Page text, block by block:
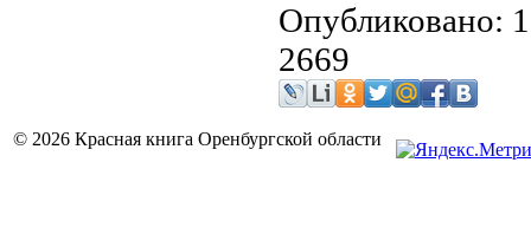
Опубликовано:
2669
© 2026 Красная книга Оренбургской области